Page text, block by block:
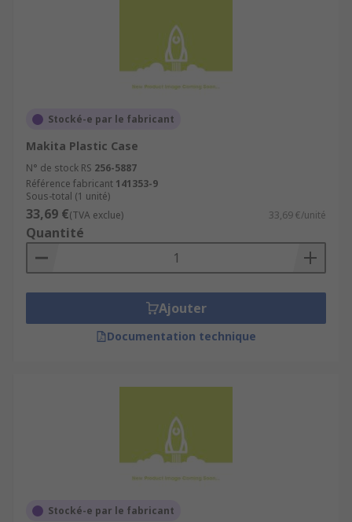
Stocké-e par le fabricant
Makita Plastic Case
N° de stock RS 256-5887
Référence fabricant 141353-9
Sous-total (1 unité)
33,69 €(TVA exclue) 33,69 €/unité
Quantité
Ajouter
Documentation technique
Stocké-e par le fabricant